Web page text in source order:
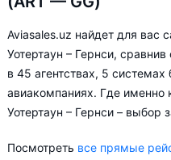
Aviasales.uz найдет для
Уотертаун – Гернси,
в 45 агентствах, 5
авиакомпаниях. Где именно
Уотертаун – Гернси – выбор
Посмотреть все прямые